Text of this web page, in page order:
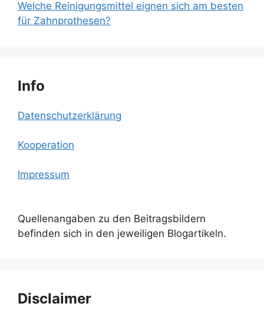
Welche Reinigungsmittel eignen sich am besten
für Zahnprothesen?
Info
Datenschutzerklärung
Kooperation
Impressum
Quellenangaben zu den Beitragsbildern
befinden sich in den jeweiligen Blogartikeln.
Disclaimer